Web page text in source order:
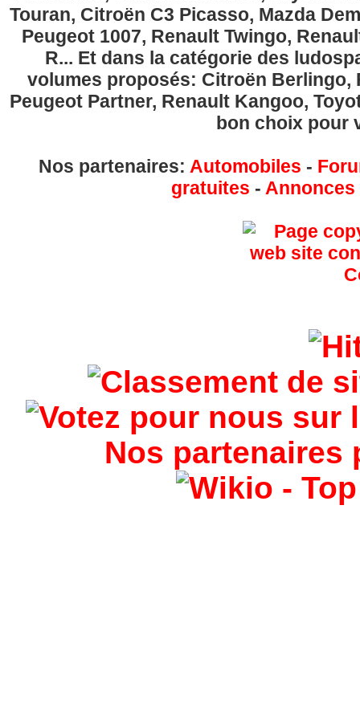
Touran, Citroën C3 Picasso, Mazda
Peugeot 1007, Renault Twingo,
R... Et dans la catégorie des
volumes proposés: Citroën Berlingo,
Peugeot Partner, Renault Kangoo,
bon choix pour
Nos partenaires: Automobiles -
gratuites -
Nos partenaires